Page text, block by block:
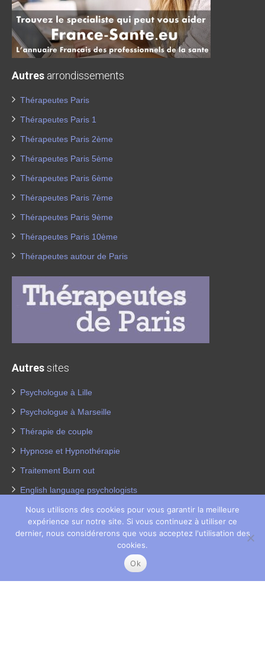
Autres arrondissements
Thérapeutes Paris
Thérapeutes Paris 1
Thérapeutes Paris 2ème
Thérapeutes Paris 5ème
Thérapeutes Paris 6ème
Thérapeutes Paris 7ème
Thérapeutes Paris 9ème
Thérapeutes Paris 10ème
Thérapeutes autour de Paris
Autressites
Psychologue à Lille
Psychologue à Marseille
Thérapie de couple
Hypnose et Hypnothérapie
Traitement Burn out
English language psychologists
Psychologues pour enfants
Thérapie de la dépression
Nous utilisons des cookies pour vous garantir la meilleure
expérience sur notre site. Si vous continuez à utiliser ce
dernier, nous considérerons que vous acceptez l'utilisation des
cookies.
Ok